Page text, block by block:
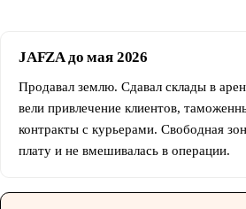
JAFZA до мая 2026
Продавал землю. Сдавал склады в
вели привлечение клиентов,
контракты с курьерами. Свободная
плату и не вмешивалась в операции.